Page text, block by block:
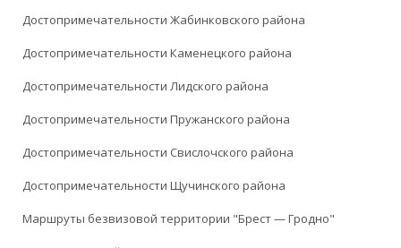
Достопримечательности Жабинковского района
Достопримечательности Каменецкого района
Достопримечательности Лидского района
Достопримечательности Пружанского района
Достопримечательности Свислочского района
Достопримечательности Щучинского района
Маршруты безвизовой территории "Брест — Гродно"